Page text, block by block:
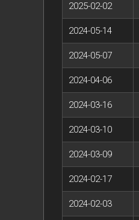
2025-02-02
2024-05-14
2024-05-07
2024-04-06
2024-03-16
2024-03-10
2024-03-09
2024-02-17
2024-02-03